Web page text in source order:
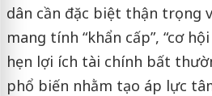
dân cần đặc biệt thận trọng
mang tính “khẩn cấp”, “cơ
hẹn lợi ích tài chính bất
phổ biến nhằm tạo áp lực